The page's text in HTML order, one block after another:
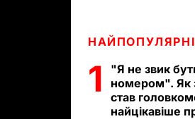
1
"Я не звик
номером". Як
став
найцікавіше